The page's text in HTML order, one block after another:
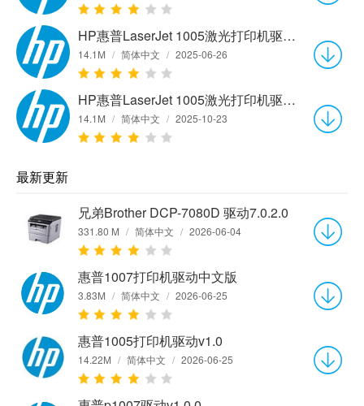
HP惠普LaserJet 1005激光打印机驱动v5.51.2103.0 官方版
14.1M / 简体中文 / 2025-06-26
HP惠普LaserJet 1005激光打印机驱动v5.51.2103.0 官方版
14.1M / 简体中文 / 2025-10-23
最新更新
兄弟Brother DCP-7080D 驱动7.0.2.0
331.80 M / 简体中文 / 2026-06-04
惠普1007打印机驱动中文版
3.83M / 简体中文 / 2026-06-25
惠普1005打印机驱动v1.0
14.22M / 简体中文 / 2026-06-25